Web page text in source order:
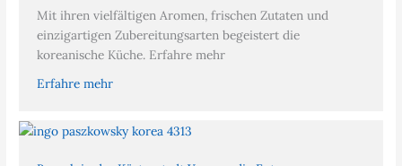
Mit ihren vielfältigen Aromen, frischen Zutaten und
einzigartigen Zubereitungsarten begeistert die
koreanische Küche. Erfahre mehr
Erfahre mehr